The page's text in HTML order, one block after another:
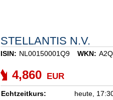
STELLANTIS N.V.
ISIN: NL00150001Q9 WKN:
4,860 EUR
Echtzeitkurs: heute,